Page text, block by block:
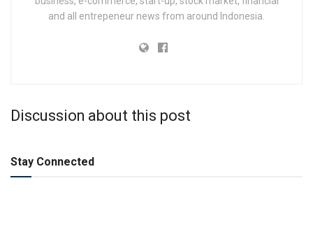
and all entrepeneur news from around Indonesia.
Discussion about this post
Stay Connected